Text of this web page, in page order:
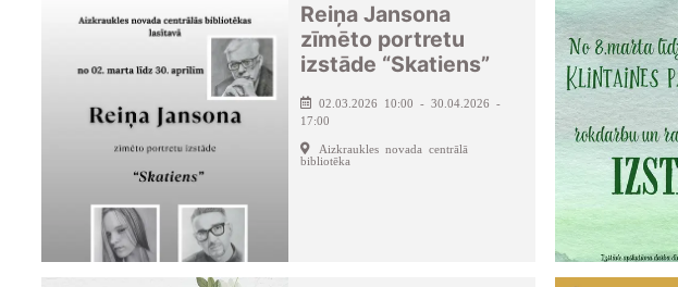
Reiņa Jansona
zīmēto portretu
izstāde “Skatiens”
02.03.2026 10:00 - 30.04.2026 -
17:00
Aizkraukles novada centrālā
bibliotēka